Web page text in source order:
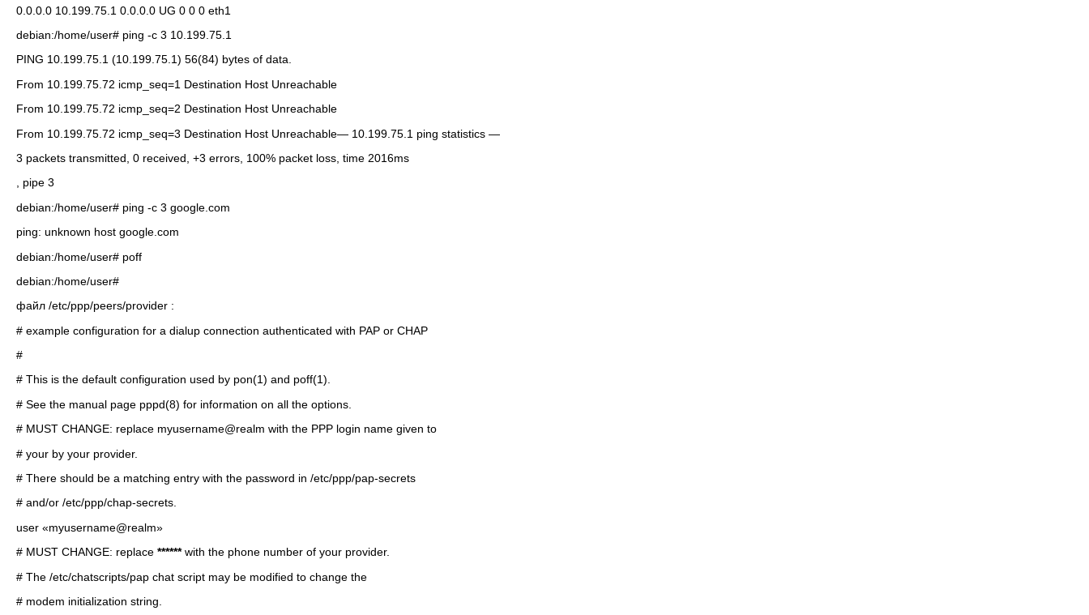
0.0.0.0 10.199.75.1 0.0.0.0 UG 0 0 0 eth1
debian:/home/user# ping -c 3 10.199.75.1
PING 10.199.75.1 (10.199.75.1) 56(84) bytes of data.
From 10.199.75.72 icmp_seq=1 Destination Host Unreachable
From 10.199.75.72 icmp_seq=2 Destination Host Unreachable
From 10.199.75.72 icmp_seq=3 Destination Host Unreachable— 10.199.75.1 ping statistics —
3 packets transmitted, 0 received, +3 errors, 100% packet loss, time 2016ms
, pipe 3
debian:/home/user# ping -c 3 google.com
ping: unknown host google.com
debian:/home/user# poff
debian:/home/user#
файл /etc/ppp/peers/provider :
# example configuration for a dialup connection authenticated with PAP or CHAP
#
# This is the default configuration used by pon(1) and poff(1).
# See the manual page pppd(8) for information on all the options.
# MUST CHANGE: replace myusername@realm with the PPP login name given to
# your by your provider.
# There should be a matching entry with the password in /etc/ppp/pap-secrets
# and/or /etc/ppp/chap-secrets.
user «myusername@realm»
# MUST CHANGE: replace ******with the phone number of your provider.
# The /etc/chatscripts/pap chat script may be modified to change the
# modem initialization string.